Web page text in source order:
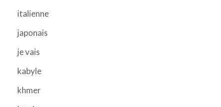
italienne
japonais
je vais
kabyle
khmer